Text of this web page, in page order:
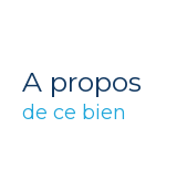
a propos
de ce bien